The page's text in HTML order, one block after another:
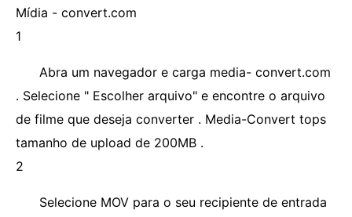
Mídia - convert.com
1
Abra um navegador e carga media- convert.com
. Selecione " Escolher arquivo" e encontre o arquivo
de filme que deseja converter . Media-Convert tops
tamanho de upload de 200MB .
2
Selecione MOV para o seu recipiente de entrada